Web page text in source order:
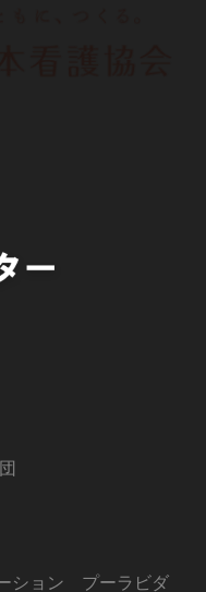
ション プーラビダ